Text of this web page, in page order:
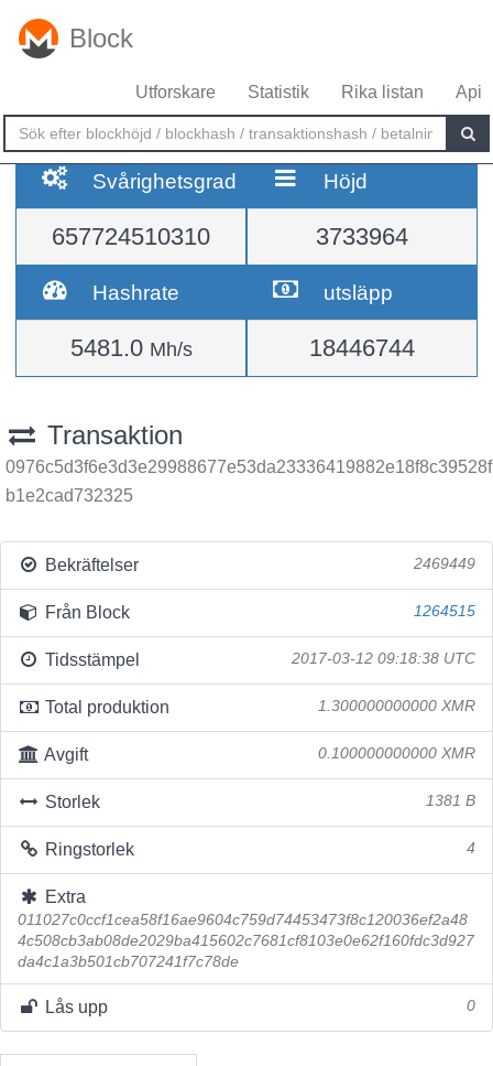
Block
Utforskare Statistik Rika listan Api
Svårighetsgrad
657724510310
Höjd
3733964
Hashrate
5481.0 Mh/s
utsläpp
18446744
Transaktion
0976c5d3f6e3d3e29988677e53da23336419882e18f8c39528f
b1e2cad732325
Bekräftelser 2469449
Från Block 1264515
Tidsstämpel 2017-03-12 09:18:38 UTC
Total produktion 1.300000000000 XMR
Avgift 0.100000000000 XMR
Storlek 1381 B
Ringstorlek 4
Extra
011027c0ccf1cea58f16ae9604c759d74453473f8c120036ef2a48
4c508cb3ab08de2029ba415602c7681cf8103e0e62f160fdc3d927
da4c1a3b501cb707241f7c78de
Lås upp 0